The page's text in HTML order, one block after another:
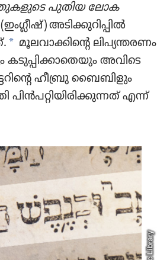
പുതിയ ലോക
(ഇംഗ്ലീഷ്‌) അടിക്കുറിപ്പിൽ
a മൂലവാക്കിന്റെ ലിപ്യന്തരണം
കടുപ്പിക്കാതെയും അവിടെ
ഹീബ്രു ബൈബിളും
എന്ന്‌